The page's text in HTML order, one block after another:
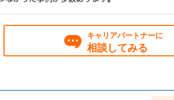
キャリアパートナーに
相談してみる